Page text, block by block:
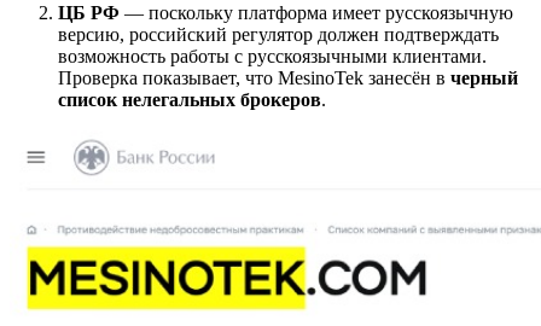
ЦБ РФ — поскольку платформа имеет русскоязычную
версию, российский регулятор должен подтверждать
возможность работы с русскоязычными клиентами.
Проверка показывает, что MesinoTek занесён в черный
список нелегальных брокеров.